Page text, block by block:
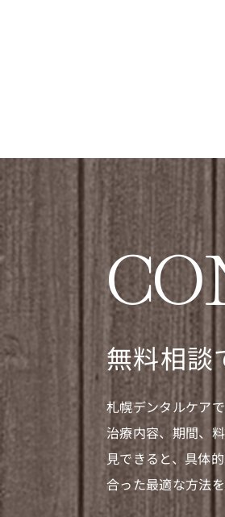
無料相談
札幌デンタルケア
治療内容、期間、
見できると、具体
合った最適な方法